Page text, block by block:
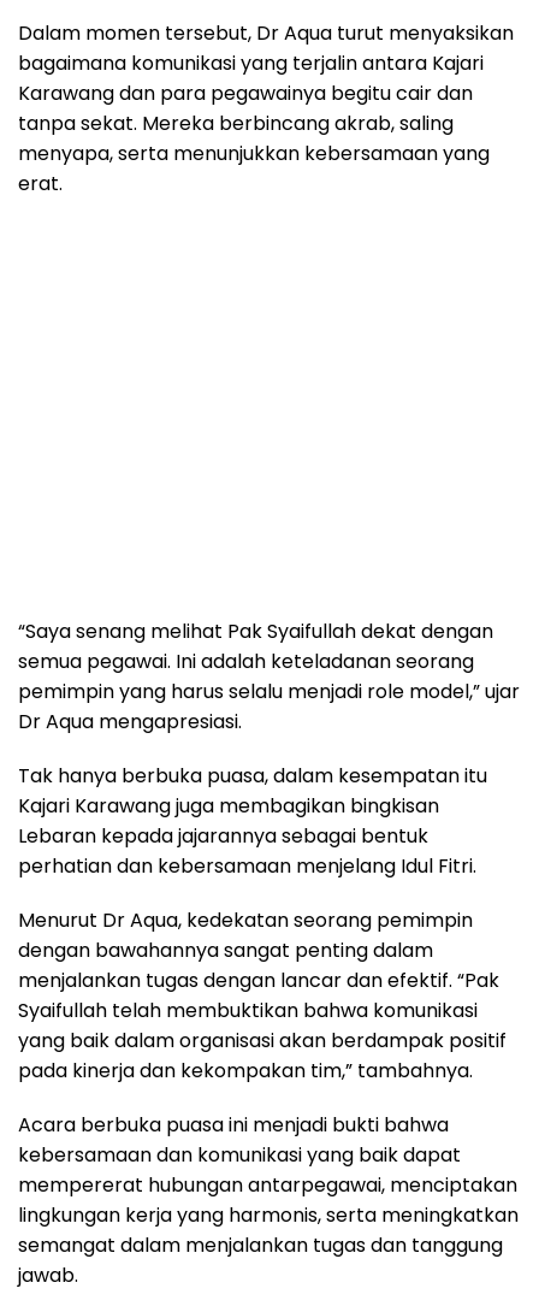
Dalam momen tersebut, Dr Aqua turut menyaksikan
bagaimana komunikasi yang terjalin antara Kajari
Karawang dan para pegawainya begitu cair dan
tanpa sekat. Mereka berbincang akrab, saling
menyapa, serta menunjukkan kebersamaan yang
erat.
“Saya senang melihat Pak Syaifullah dekat dengan
semua pegawai. Ini adalah keteladanan seorang
pemimpin yang harus selalu menjadi role model,” ujar
Dr Aqua mengapresiasi.
Tak hanya berbuka puasa, dalam kesempatan itu
Kajari Karawang juga membagikan bingkisan
Lebaran kepada jajarannya sebagai bentuk
perhatian dan kebersamaan menjelang Idul Fitri.
Menurut Dr Aqua, kedekatan seorang pemimpin
dengan bawahannya sangat penting dalam
menjalankan tugas dengan lancar dan efektif. “Pak
Syaifullah telah membuktikan bahwa komunikasi
yang baik dalam organisasi akan berdampak positif
pada kinerja dan kekompakan tim,” tambahnya.
Acara berbuka puasa ini menjadi bukti bahwa
kebersamaan dan komunikasi yang baik dapat
mempererat hubungan antarpegawai, menciptakan
lingkungan kerja yang harmonis, serta meningkatkan
semangat dalam menjalankan tugas dan tanggung
jawab.